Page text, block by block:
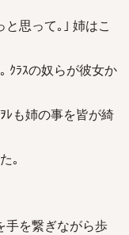
思って｡｣ 姉はこ
ｸﾗｽの奴らが彼女か
ﾚも姉の事を皆が綺
｡
手を繋ぎながら歩